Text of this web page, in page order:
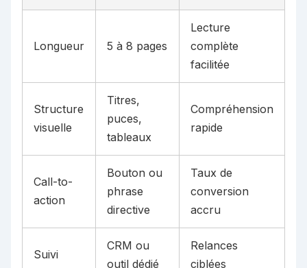
Longueur 5 à 8 pages
Lecture
complète
facilitée
Structure
visuelle
Titres,
puces,
tableaux
Compréhension
rapide
Call-to-
action
Bouton ou
phrase
directive
Taux de
conversion
accru
Suivi
CRM ou
outil dédié
Relances
ciblées